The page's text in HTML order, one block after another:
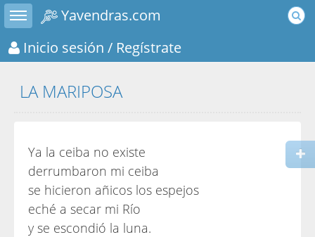
Toggle sidebar
Yavendras.com
Inicio sesión / Regístrate
LA MARIPOSA
Ya la ceiba no existe
derrumbaron mi ceiba
se hicieron añicos los espejos
eché a secar mi Río
y se escondió la luna.